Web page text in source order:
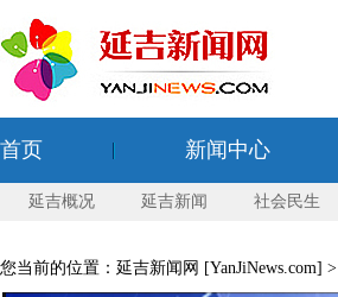
首页 新闻中心
延吉概况 延吉新闻 社会民生
您当前的位置：延吉新闻网 [YanJiNews.com] >